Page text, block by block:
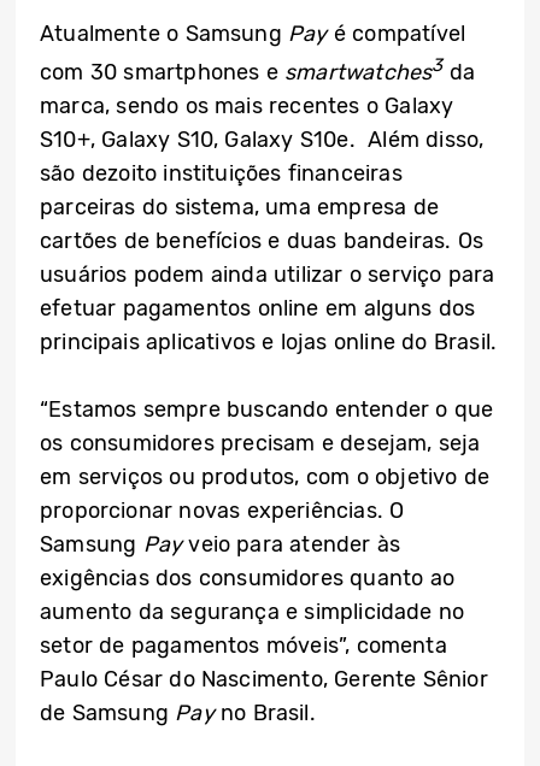
Atualmente o Samsung Payé compatível
com 30 smartphones e smartwatches3 da
marca, sendo os mais recentes o Galaxy
S10+, Galaxy S10, Galaxy S10e. Além disso,
são dezoito instituições financeiras
parceiras do sistema, uma empresa de
cartões de benefícios e duas bandeiras. Os
usuários podem ainda utilizar o serviço para
efetuar pagamentos online em alguns dos
principais aplicativos e lojas online do Brasil.
“Estamos sempre buscando entender o que
os consumidores precisam e desejam, seja
em serviços ou produtos, com o objetivo de
proporcionar novas experiências. O
Samsung Payveio para atender às
exigências dos consumidores quanto ao
aumento da segurança e simplicidade no
setor de pagamentos móveis”, comenta
Paulo César do Nascimento, Gerente Sênior
de Samsung Payno Brasil.